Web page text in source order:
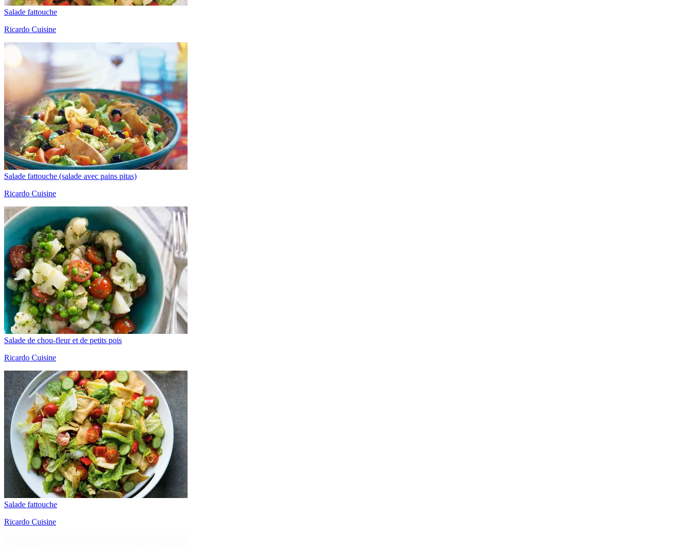
Salade fattouche
Ricardo Cuisine
Salade fattouche (salade avec pains pitas)
Ricardo Cuisine
Salade de chou-fleur et de petits pois
Ricardo Cuisine
Salade fattouche
Ricardo Cuisine